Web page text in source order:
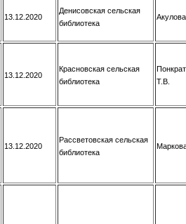
13.12.2020
Денисовская сельская
библиотека
13.12.2020
Красновская сельская
библиотека
Т.В.
13.12.2020
Рассветовская сельская
библиотека